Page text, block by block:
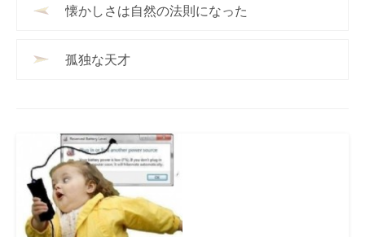
懐かしさは自然の法則になった
孤独な天才